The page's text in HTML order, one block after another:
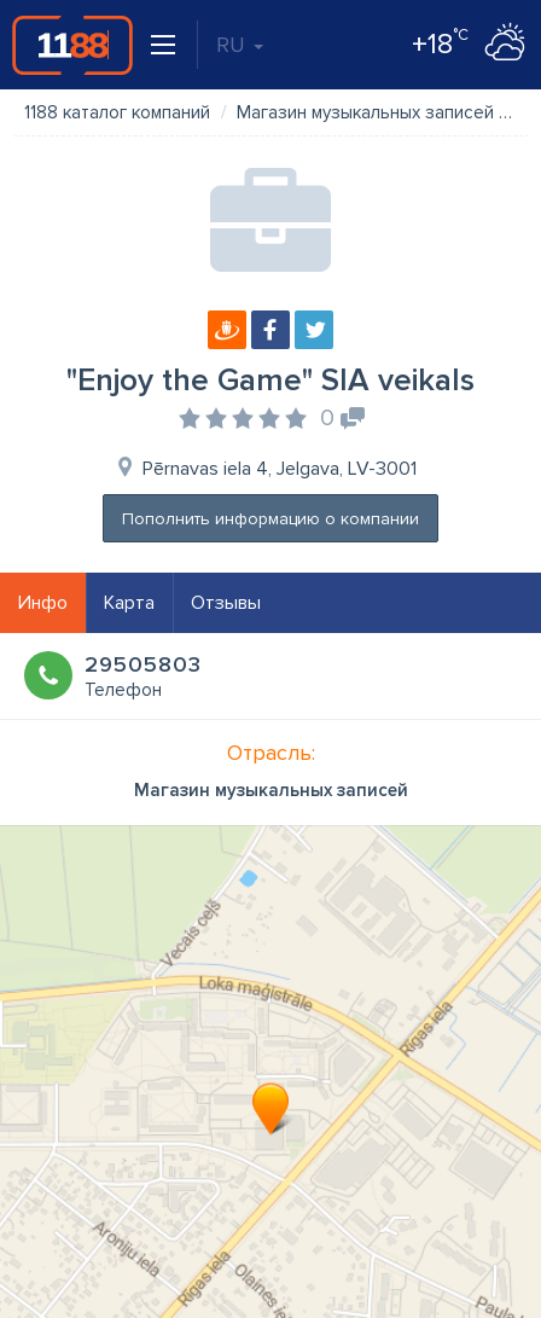
RU +18°C
1188 каталог компаний Магазин музыкальных записей
"Enjoy the Game" SIA veikals
0
Pērnavas iela 4, Jelgava, LV-3001
Пополнить информацию о компании
Инфо Карта Отзывы
29505803
Телефон
Отрасль:
Магазин музыкальных записей